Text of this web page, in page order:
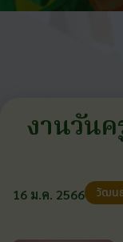
งานวัน
16 ม.ค. 2566 วัฒน